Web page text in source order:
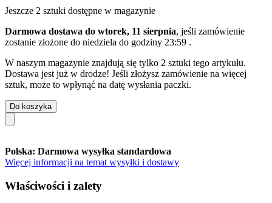
Jeszcze 2 sztuki dostępne w magazynie
Darmowa dostawa do wtorek, 11 sierpnia, jeśli zamówienie
zostanie złożone do niedziela do godziny 23:59 .
W naszym magazynie znajdują się tylko 2 sztuki tego artykułu.
Dostawa jest już w drodze! Jeśli złożysz zamówienie na więcej
sztuk, może to wpłynąć na datę wysłania paczki.
Do koszyka
Polska: Darmowa wysyłka standardowa
Więcej informacji na temat wysyłki i dostawy
Właściwości i zalety